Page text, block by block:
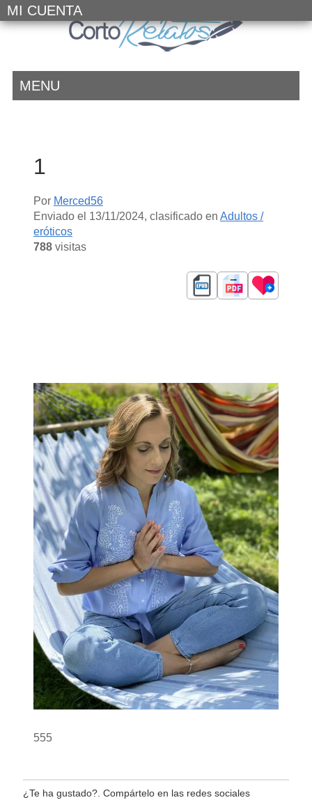
MI CUENTA
MENU
1
Por Merced56
Enviado el 13/11/2024, clasificado en Adultos /
eróticos
788visitas
555
¿Te ha gustado?. Compártelo en las redes sociales